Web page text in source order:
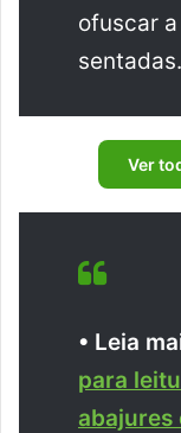
ofuscar
sentadas.
Ver
• Leia
para
abajures